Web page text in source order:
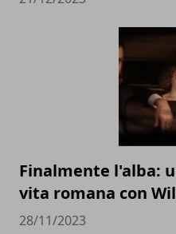
Finalmente l'alba:
vita romana con
28/11/2023